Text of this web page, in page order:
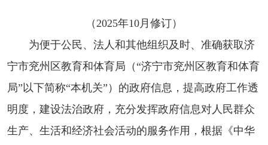
（2025年10月修订）
为便于公民、法人和其他组织及时、准确获取济
宁市兖州区教育和体育局（“济宁市兖州区教育和体育
局”以下简称“本机关”）的政府信息，提高政府工作透
明度，建设法治政府，充分发挥政府信息对人民群众
生产、生活和经济社会活动的服务作用，根据《中华